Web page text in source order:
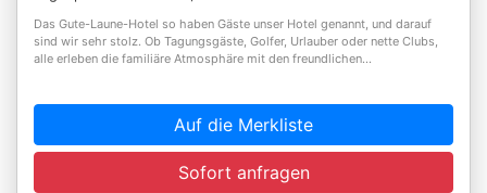
Das Gute-Laune-Hotel so haben Gäste unser Hotel genannt, und darauf
sind wir sehr stolz. Ob Tagungsgäste, Golfer, Urlauber oder nette Clubs,
alle erleben die familiäre Atmosphäre mit den freundlichen...
Auf die Merkliste
Sofort anfragen